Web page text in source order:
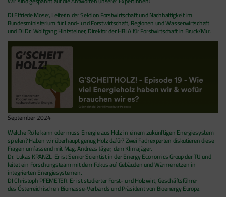
DI Elfriede Moser, Leiterin der Sektion Forstwirtschaft und Nachhaltigkeit im
Bundesministerium für Land- und Forstwirtschaft, Regionen und Wasserwirtschaft
und DI Dr. Wolfgang Hintsteiner, Direktor der HBLA für Forstwirtschaft in Bruck/Mur.
September 2024
Welche Rolle kann oder muss Energie aus Holz in einem zukünftigen Energiesystem
spielen? Haben wir überhaupt genug Holz dafür? Zwei Fachexperten diskutieren diese
Fragen umfassend mit Mag. Andreas Jäger, dem Klimajäger.
Dr. Lukas KRANZL. Er ist Senior Scientist in der Energy Economics Group der TU und
leitet ein Forschungsteam mit dem Fokus auf Gebäuden und Wärmenetzen in
integrierten Energiesystemen.
DI Christoph PFEMETER. Er ist studierter Forst- und Holzwirt, Geschäftsführer
des Österreichischen Biomasse-Verbands und Präsident von Bioenergy Europe.